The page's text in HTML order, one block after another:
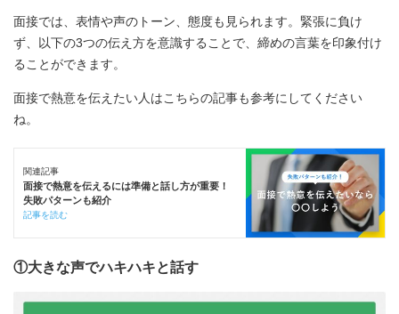
面接では、表情や声のトーン、態度も見られます。緊張に負け
ず、以下の3つの伝え方を意識することで、締めの言葉を印象付け
ることができます。
面接で熱意を伝えたい人はこちらの記事も参考にしてください
ね。
関連記事
面接で熱意を伝えるには準備と話し方が重要！
失敗パターンも紹介
記事を読む
①大きな声でハキハキと話す